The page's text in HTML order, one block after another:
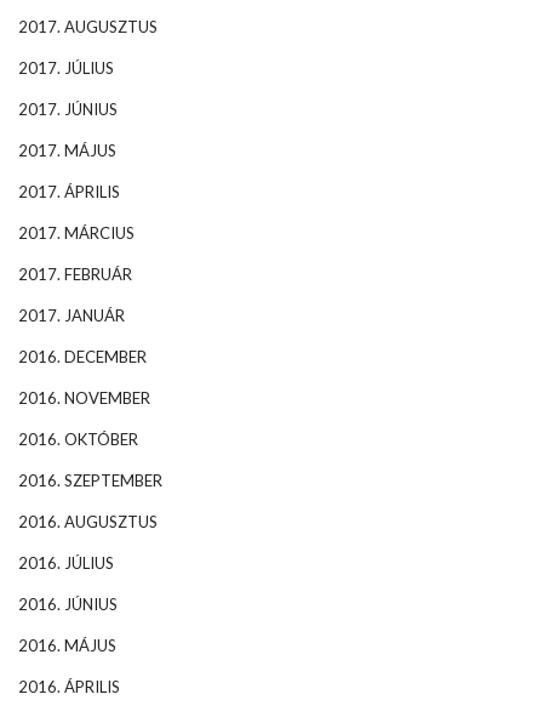
2017. AUGUSZTUS
2017. JÚLIUS
2017. JÚNIUS
2017. MÁJUS
2017. ÁPRILIS
2017. MÁRCIUS
2017. FEBRUÁR
2017. JANUÁR
2016. DECEMBER
2016. NOVEMBER
2016. OKTÓBER
2016. SZEPTEMBER
2016. AUGUSZTUS
2016. JÚLIUS
2016. JÚNIUS
2016. MÁJUS
2016. ÁPRILIS